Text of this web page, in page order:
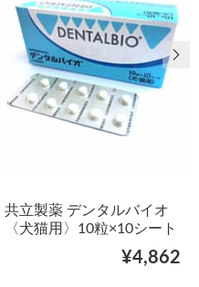
共立製薬 デンタルバイオ
〈犬猫用〉10粒×10シート
¥4,862
次